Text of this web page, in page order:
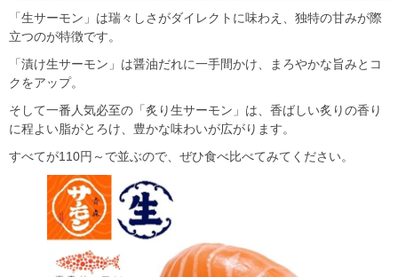
「生サーモン」は瑞々しさがダイレクトに味わえ、独特の甘みが際
立つのが特徴です。
「漬け生サーモン」は醤油だれに一手間かけ、まろやかな旨みとコ
クをアップ。
そして一番人気必至の「炙り生サーモン」は、香ばしい炙りの香り
に程よい脂がとろけ、豊かな味わいが広がります。
すべてが110円～で並ぶので、ぜひ食べ比べてみてください。